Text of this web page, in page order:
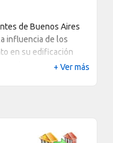
de Buenos Aires
influencia de los
en su edificación
con amplias
sus contrastes; en
+ Ver más